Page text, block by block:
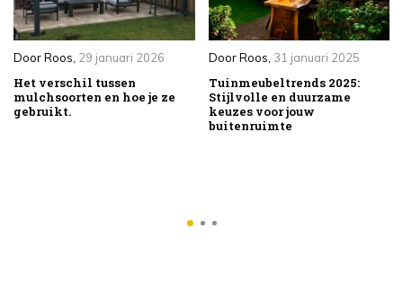
DoorRoos, 29 januari 2026
Het verschil tussen
mulchsoorten en hoe je ze
gebruikt.
DoorRoos, 31 januari 2025
Tuinmeubeltrends 2025:
Stijlvolle en duurzame
keuzes voor jouw
buitenruimte